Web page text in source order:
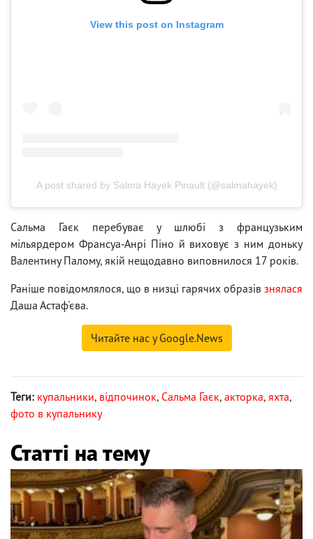
View this post on Instagram
A post shared by Salma Hayek Pinault (@salmahayek)
Сальма Гаєк перебуває у шлюбі з французьким
мільярдером Франсуа-Анрі Піно й виховує з ним доньку
Валентину Палому, якій нещодавно виповнилося 17 років.
Раніше повідомлялося, що в низці гарячих образів знялася
Даша Астаф'єва.
Читайте нас у Google.News
Теги: купальники, відпочинок, Сальма Гаєк, акторка, яхта,
фото в купальнику
Статті на тему